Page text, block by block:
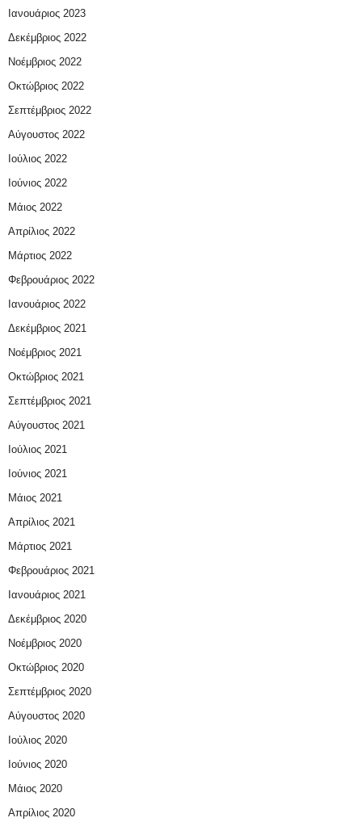
Ιανουάριος 2023
Δεκέμβριος 2022
Νοέμβριος 2022
Οκτώβριος 2022
Σεπτέμβριος 2022
Αύγουστος 2022
Ιούλιος 2022
Ιούνιος 2022
Μάιος 2022
Απρίλιος 2022
Μάρτιος 2022
Φεβρουάριος 2022
Ιανουάριος 2022
Δεκέμβριος 2021
Νοέμβριος 2021
Οκτώβριος 2021
Σεπτέμβριος 2021
Αύγουστος 2021
Ιούλιος 2021
Ιούνιος 2021
Μάιος 2021
Απρίλιος 2021
Μάρτιος 2021
Φεβρουάριος 2021
Ιανουάριος 2021
Δεκέμβριος 2020
Νοέμβριος 2020
Οκτώβριος 2020
Σεπτέμβριος 2020
Αύγουστος 2020
Ιούλιος 2020
Ιούνιος 2020
Μάιος 2020
Απρίλιος 2020